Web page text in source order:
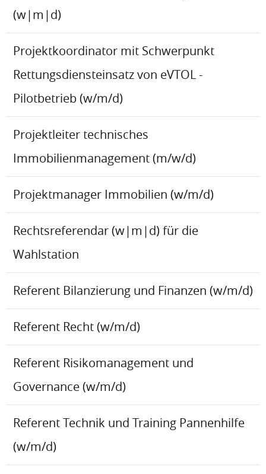
(w|m|d)
Projektkoordinator mit Schwerpunkt
Rettungsdiensteinsatz von eVTOL -
Pilotbetrieb (w/m/d)
Projektleiter technisches
Immobilienmanagement (m/w/d)
Projektmanager Immobilien (w/m/d)
Rechtsreferendar (w|m|d) für die
Wahlstation
Referent Bilanzierung und Finanzen (w/m/d)
Referent Recht (w/m/d)
Referent Risikomanagement und
Governance (w/m/d)
Referent Technik und Training Pannenhilfe
(w/m/d)